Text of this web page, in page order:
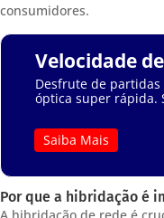
consumidores.
Velocidade
Desfrute de
óptica super rápida.
Saiba Mais
Por que a hibridação é